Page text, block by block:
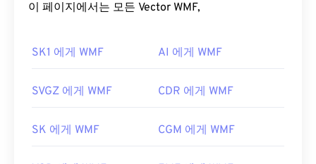
이 페이지에서는 모든 Vector WMF,
SK1 에게 WMF AI 에게 WMF
SVGZ 에게 WMF CDR 에게 WMF
SK 에게 WMF CGM 에게 WMF